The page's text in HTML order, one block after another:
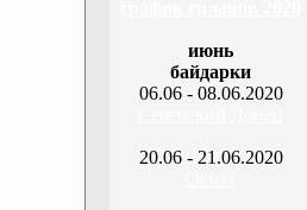
июнь
байдарки
06.06 - 08.06.2020
20.06 - 21.06.2020